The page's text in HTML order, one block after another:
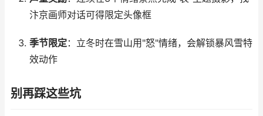
汴京画师对话可得限定头像框
季节限定：立冬时在雪山用"怒"情绪，会解锁暴风雪特
效动作
别再踩这些坑